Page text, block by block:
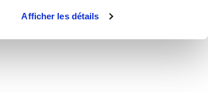
Afficher les détails